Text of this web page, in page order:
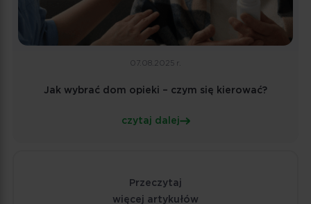
07.08.2025 r.
Jak wybrać dom opieki – czym się kierować?
czytaj dalej
Przeczytaj
więcej artykułów